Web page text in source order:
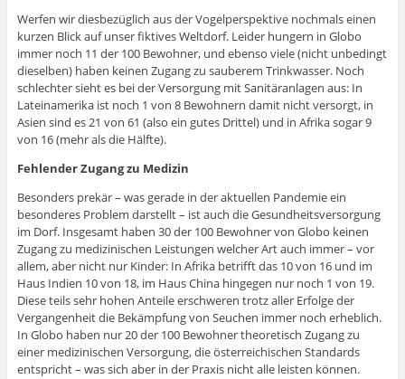
Werfen wir diesbezüglich aus der Vogelperspektive nochmals einen
kurzen Blick auf unser fiktives Weltdorf. Leider hungern in Globo
immer noch 11 der 100 Bewohner, und ebenso viele (nicht unbedingt
dieselben) haben keinen Zugang zu sauberem Trinkwasser. Noch
schlechter sieht es bei der Versorgung mit Sanitäranlagen aus: In
Lateinamerika ist noch 1 von 8 Bewohnern damit nicht versorgt, in
Asien sind es 21 von 61 (also ein gutes Drittel) und in Afrika sogar 9
von 16 (mehr als die Hälfte).
Fehlender Zugang zu Medizin
Besonders prekär – was gerade in der aktuellen Pandemie ein
besonderes Problem darstellt – ist auch die Gesundheitsversorgung
im Dorf. Insgesamt haben 30 der 100 Bewohner von Globo keinen
Zugang zu medizinischen Leistungen welcher Art auch immer – vor
allem, aber nicht nur Kinder: In Afrika betrifft das 10 von 16 und im
Haus Indien 10 von 18, im Haus China hingegen nur noch 1 von 19.
Diese teils sehr hohen Anteile erschweren trotz aller Erfolge der
Vergangenheit die Bekämpfung von Seuchen immer noch erheblich.
In Globo haben nur 20 der 100 Bewohner theoretisch Zugang zu
einer medizinischen Versorgung, die österreichischen Standards
entspricht – was sich aber in der Praxis nicht alle leisten können.